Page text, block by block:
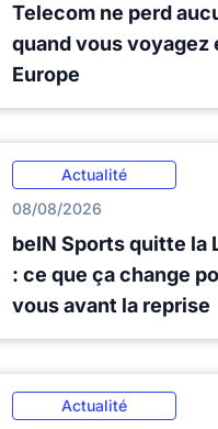
Telecom ne perd
quand vous voyagez
Europe
Actualité
08/08/2026
beIN Sports quitte la
: ce que ça change
vous avant la reprise
Actualité